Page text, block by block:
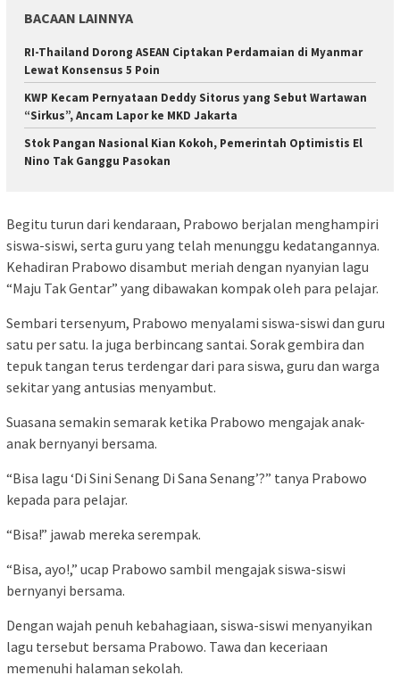
BACAAN LAINNYA
RI-Thailand Dorong ASEAN Ciptakan Perdamaian di Myanmar
Lewat Konsensus 5 Poin
KWP Kecam Pernyataan Deddy Sitorus yang Sebut Wartawan
“Sirkus”, Ancam Lapor ke MKD Jakarta
Stok Pangan Nasional Kian Kokoh, Pemerintah Optimistis El
Nino Tak Ganggu Pasokan
Begitu turun dari kendaraan, Prabowo berjalan menghampiri
siswa-siswi, serta guru yang telah menunggu kedatangannya.
Kehadiran Prabowo disambut meriah dengan nyanyian lagu
“Maju Tak Gentar” yang dibawakan kompak oleh para pelajar.
Sembari tersenyum, Prabowo menyalami siswa-siswi dan guru
satu per satu. Ia juga berbincang santai. Sorak gembira dan
tepuk tangan terus terdengar dari para siswa, guru dan warga
sekitar yang antusias menyambut.
Suasana semakin semarak ketika Prabowo mengajak anak-
anak bernyanyi bersama.
“Bisa lagu ‘Di Sini Senang Di Sana Senang’?” tanya Prabowo
kepada para pelajar.
“Bisa!” jawab mereka serempak.
“Bisa, ayo!,” ucap Prabowo sambil mengajak siswa-siswi
bernyanyi bersama.
Dengan wajah penuh kebahagiaan, siswa-siswi menyanyikan
lagu tersebut bersama Prabowo. Tawa dan keceriaan
memenuhi halaman sekolah.